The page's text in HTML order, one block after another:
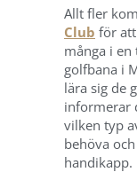
Allt fler
Club för
många i
golfbana i
lära sig de
informerar
vilken typ
behöva
handikapp.